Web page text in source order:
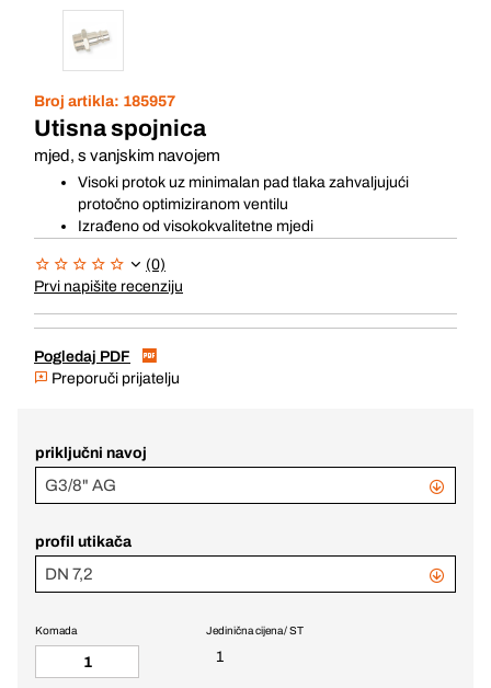
Broj artikla: 185957
Utisna spojnica
mjed, s vanjskim navojem
Visoki protok uz minimalan pad tlaka zahvaljujući
protočno optimiziranom ventilu
Izrađeno od visokokvalitetne mjedi
(0)
Prvi napišite recenziju
Pogledaj PDF
Preporuči prijatelju
priključni navoj
G3/8" AG
profil utikača
DN 7,2
Jedinična cijena / ST
1
Komada